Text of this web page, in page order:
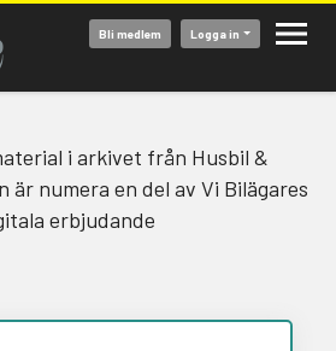
Bli medlem Logga in
i arkivet från Husbil &
är numera en del av Vi Bilägares
erbjudande